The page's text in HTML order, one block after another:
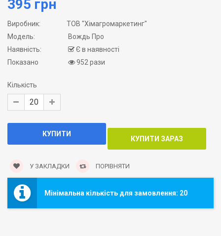
395 грн
Виробник:
ТОВ "Хімагромаркетинг"
Модель:
Вождь Про
Наявність:
Є в наявності
Показано
952 рази
Кількість
У ЗАКЛАДКИ ПОРІВНЯТИ
Мінімальна кількість для замовлення: 20